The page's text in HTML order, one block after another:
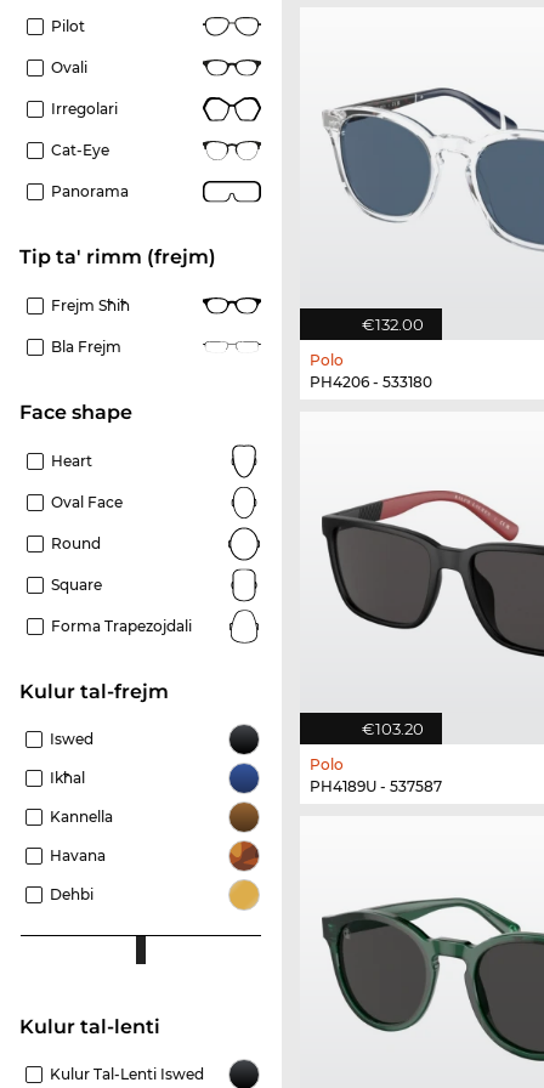
Pilot
Ovali
Irregolari
Cat-Eye
Panorama
Tip ta' rimm (frejm)
Frejm Sħiħ
Bla Frejm
Face shape
Heart
Oval Face
Round
Square
Forma Trapezojdali
Kulur tal-frejm
Iswed
Ikħal
Kannella
Havana
Dehbi
Kulur tal-lenti
Kulur Tal-Lenti Iswed
€132.00
Polo
PH4206 - 533180
€103.20
Polo
PH4189U - 537587